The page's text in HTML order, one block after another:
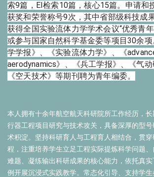
索9篇，EI检索10篇，核心15篇。申请和
获奖和荣誉称号9次，其中省部级科技成
获得全国实验流体力学学术会议“优秀青
或参与国家自然科学基金委等项目30余
学学报》、《实验流体力学》、《
aerodynamics》、《兵工学报》、
《气
《空天技术》等期刊聘为青年编委。
本人拥有十余年航空航天科研院所工作经历，
行器工程项目研究与技术攻关，具备深厚的型
术积淀。坚持科研育人与工程育人相结合，贯
程，注重培养学生立足工程实际提炼科学问题
难题、凝练输出科研成果的核心能力，依托真
例开展沉浸式实践教学。常态化引导、支持学